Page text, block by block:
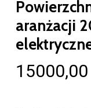
aranżacji
15000,00